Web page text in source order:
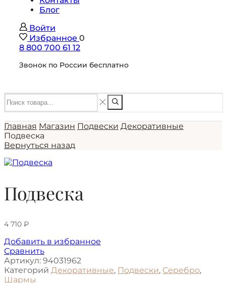
Блог
Войти
Избранное 0
8 800 700 61 12
Звонок по России бесплатно
Главная Магазин Подвески Декоративные
Подвеска
Вернуться назад
Подвеска
4 710 ₽
Добавить в избранное
Сравнить
Артикул: 94031962
Категорий Декоративные, Подвески, Серебро,
Шармы